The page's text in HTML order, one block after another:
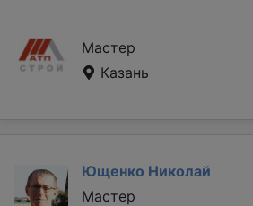
Мастер
Казань
Ющенко Николай
Мастер